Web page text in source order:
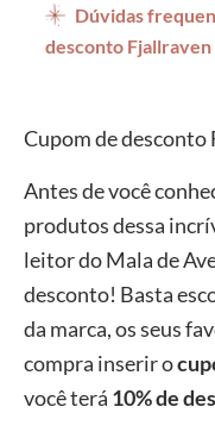
Dúvidas
desconto Fjallraven
Cupom de
Antes de você
produtos dessa
leitor do Mala de
desconto! Basta
da marca, os seus
compra inserir o
você terá 10% de